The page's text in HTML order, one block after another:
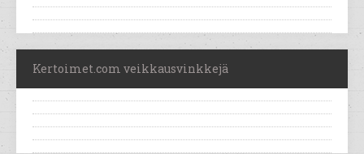
Kertoimet.com veikkausvinkkejä